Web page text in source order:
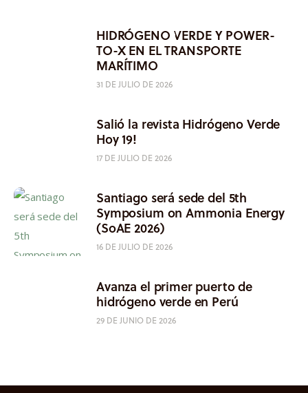
HIDRÓGENO VERDE Y POWER-
TO-X EN EL TRANSPORTE
MARÍTIMO
31 DE JULIO DE 2026
Salió la revista Hidrógeno Verde
Hoy 19!
17 DE JULIO DE 2026
Santiago será sede del 5th
Symposium on Ammonia Energy
(SoAE 2026)
16 DE JULIO DE 2026
Avanza el primer puerto de
hidrógeno verde en Perú
29 DE JUNIO DE 2026